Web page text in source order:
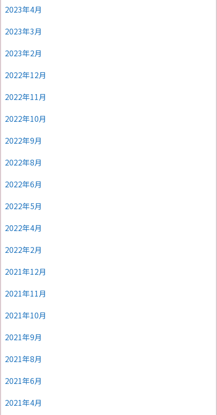
2023年4月
2023年3月
2023年2月
2022年12月
2022年11月
2022年10月
2022年9月
2022年8月
2022年6月
2022年5月
2022年4月
2022年2月
2021年12月
2021年11月
2021年10月
2021年9月
2021年8月
2021年6月
2021年4月